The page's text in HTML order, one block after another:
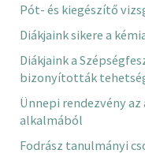
Pót- és kiegészítő
Diákjaink sikere a
Diákjaink a
bizonyították
Ünnepi rendezvény
alkalmából
Fodrász tanulmányi